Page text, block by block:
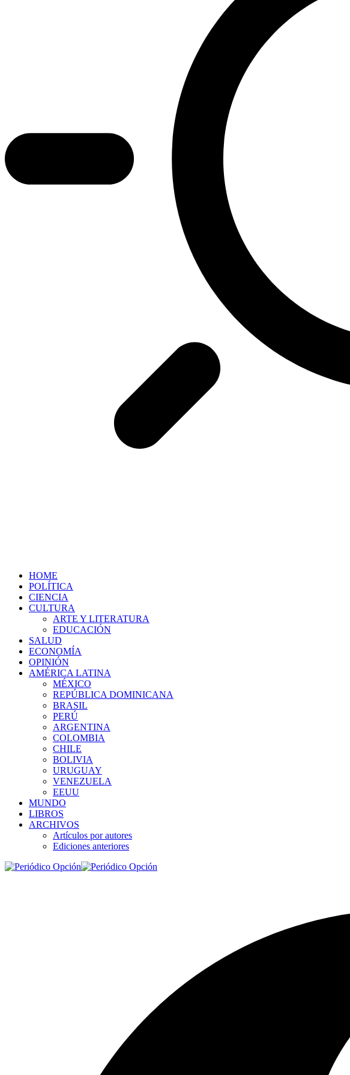
HOME
POLÍTICA
CIENCIA
CULTURA
ARTE Y LITERATURA
EDUCACIÓN
SALUD
ECONOMÍA
OPINIÓN
AMÉRICA LATINA
MÉXICO
REPÚBLICA DOMINICANA
BRASIL
PERÚ
ARGENTINA
COLOMBIA
CHILE
BOLIVIA
URUGUAY
VENEZUELA
EEUU
MUNDO
LIBROS
ARCHIVOS
Artículos por autores
Ediciones anteriores